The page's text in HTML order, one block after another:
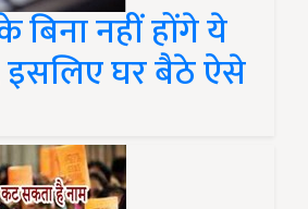
बिना नहीं होंगे ये
घर बैठे ऐसे